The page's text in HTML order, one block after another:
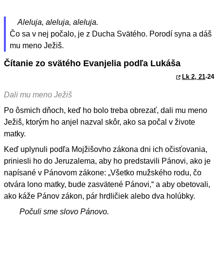
Aleluja, aleluja, aleluja.
Čo sa v nej počalo, je z Ducha Svätého. Porodí syna a dáš
mu meno Ježiš.
Čítanie zo svätého Evanjelia podľa Lukáša
Lk 2, 21-24
Dali mu meno Ježiš
Po ôsmich dňoch, keď ho bolo treba obrezať, dali mu meno
Ježiš, ktorým ho anjel nazval skôr, ako sa počal v živote
matky.
Keď uplynuli podľa Mojžišovho zákona dni ich očisťovania,
priniesli ho do Jeruzalema, aby ho predstavili Pánovi, ako je
napísané v Pánovom zákone: „Všetko mužského rodu, čo
otvára lono matky, bude zasvätené Pánovi,“ a aby obetovali,
ako káže Pánov zákon, pár hrdličiek alebo dva holúbky.
Počuli sme slovo Pánovo.